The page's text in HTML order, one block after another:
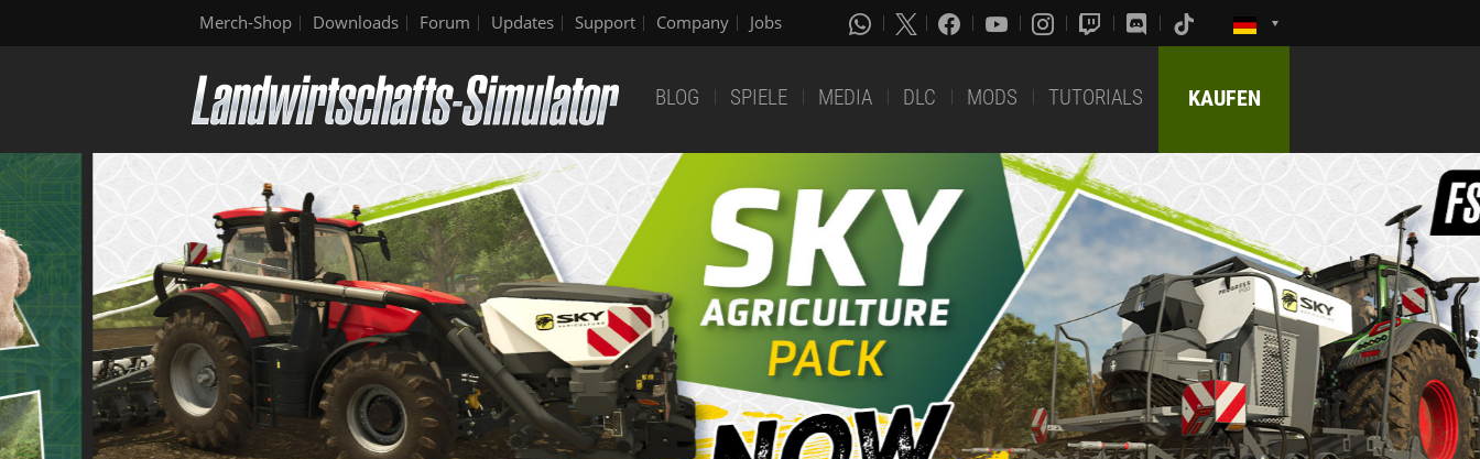
Merch-Shop Downloads Forum Updates Support Company Jobs
BLOG SPIELE MEDIA DLC MODS TUTORIALS KAUFEN